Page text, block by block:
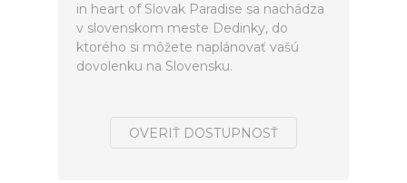
in heart of Slovak Paradise sa nachádza
v slovenskom meste Dedinky, do
ktorého si môžete naplánovať vašú
dovolenku na Slovensku.
OVERIŤ DOSTUPNOSŤ